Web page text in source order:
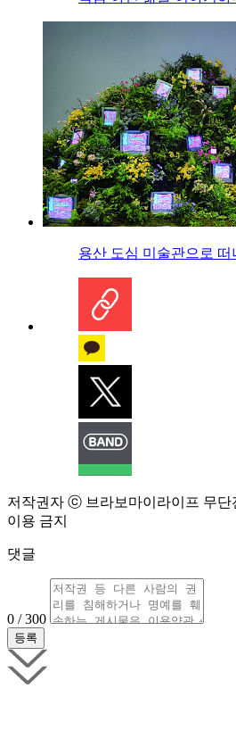
용산 도심 미술관으로 떠
저작권자 ⓒ 브라보마이라이프 무단
이용 금지
댓글
0 / 300